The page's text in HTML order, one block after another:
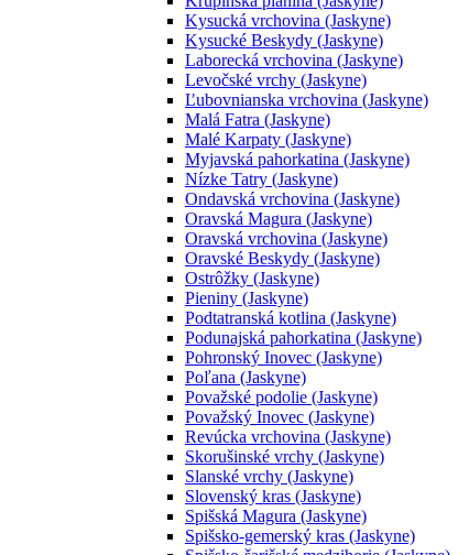
Kysucká vrchovina (Jaskyne)
Kysucké Beskydy (Jaskyne)
Laborecká vrchovina (Jaskyne)
Levočské vrchy (Jaskyne)
Ľubovnianska vrchovina (Jaskyne)
Malá Fatra (Jaskyne)
Malé Karpaty (Jaskyne)
Myjavská pahorkatina (Jaskyne)
Nízke Tatry (Jaskyne)
Ondavská vrchovina (Jaskyne)
Oravská Magura (Jaskyne)
Oravská vrchovina (Jaskyne)
Oravské Beskydy (Jaskyne)
Ostrôžky (Jaskyne)
Pieniny (Jaskyne)
Podtatranská kotlina (Jaskyne)
Podunajská pahorkatina (Jaskyne)
Pohronský Inovec (Jaskyne)
Poľana (Jaskyne)
Považské podolie (Jaskyne)
Považský Inovec (Jaskyne)
Revúcka vrchovina (Jaskyne)
Skorušinské vrchy (Jaskyne)
Slanské vrchy (Jaskyne)
Slovenský kras (Jaskyne)
Spišská Magura (Jaskyne)
Spišsko-gemerský kras (Jaskyne)